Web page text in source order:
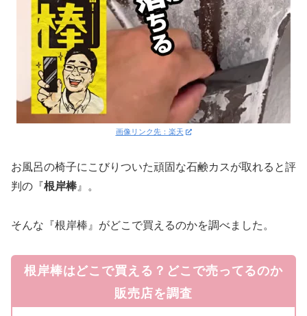
画像リンク先：楽天
お風呂の椅子にこびりついた頑固な石鹸カスが取れると評
判の『根岸棒 』。
そんな『根岸棒』がどこで買えるのかを調べました。
根岸棒はどこで買える？どこで売ってるのか
販売店を調査